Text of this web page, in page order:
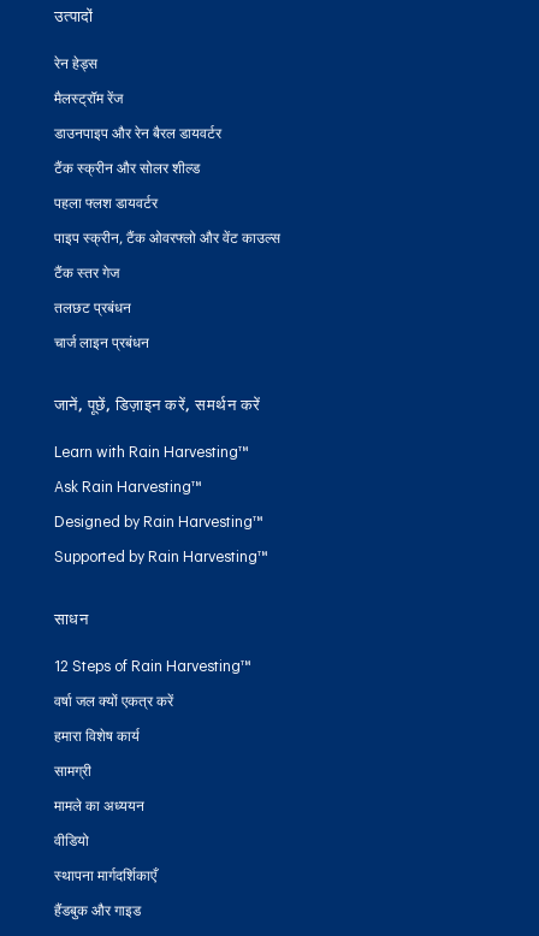
उत्पादों
रेन हेड्स
मैलस्ट्रॉम रेंज
डाउनपाइप और रेन बैरल डायवर्टर
टैंक स्क्रीन और सोलर शील्ड
पहला फ्लश डायवर्टर
पाइप स्क्रीन, टैंक ओवरफ्लो और वेंट काउल्स
टैंक स्तर गेज
तलछट प्रबंधन
चार्ज लाइन प्रबंधन
जानें, पूछें, डिज़ाइन करें, समर्थन करें
Learn with Rain Harvesting™
Ask Rain Harvesting™
Designed by Rain Harvesting™
Supported by Rain Harvesting™
साधन
12 Steps of Rain Harvesting™
वर्षा जल क्यों एकत्र करें
हमारा विशेष कार्य
सामग्री
मामले का अध्ययन
वीडियो
स्थापना मार्गदर्शिकाएँ
हैंडबुक और गाइड